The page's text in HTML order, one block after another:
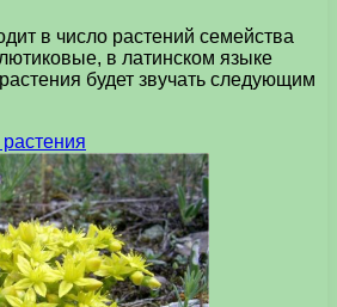
в число растений семейства
в латинском языке
будет звучать следующим